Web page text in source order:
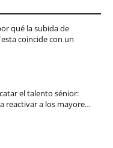
qué la subida de
coincide con un
el talento sénior:
reactivar a los mayore…